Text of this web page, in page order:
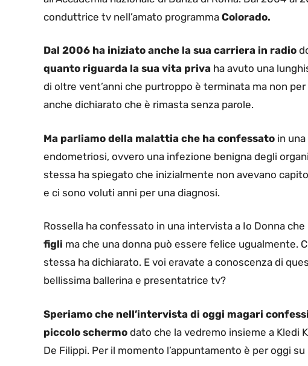
conduttrice tv nell’amato programma Colorado.
Dal 2006 ha iniziato anche la sua carriera in radio
quanto riguarda la sua vita priva ha avuto una
di oltre vent’anni che purtroppo è terminata ma non
anche dichiarato che è rimasta senza parole.
Ma parliamo della malattia che ha confessato in
endometriosi, ovvero una infezione benigna degli
stessa ha spiegato che inizialmente non avevano
e ci sono voluti anni per una diagnosi.
Rossella ha confessato in una intervista a Io Donna che
figli ma che una donna può essere felice ugualmente.
stessa ha dichiarato. E voi eravate a conoscenza di
bellissima ballerina e presentatrice tv?
Speriamo che nell’intervista di oggi magari
piccolo schermo dato che la vedremo insieme a Kledi
De Filippi. Per il momento l’appuntamento è per oggi su